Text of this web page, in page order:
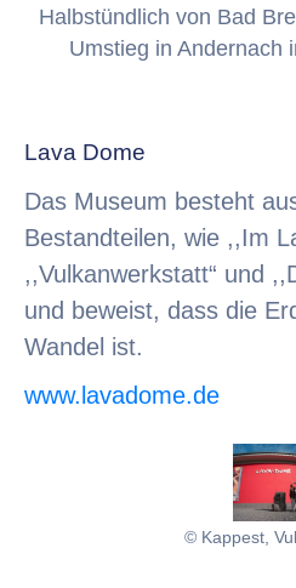
Halbstündlich von Bad
Umstieg in Andernach
Lava Dome
Das Museum besteht
Bestandteilen, wie ,,Im
,,Vulkanwerkstatt“ und
und beweist, dass die
Wandel ist.
www.lavadome.de
© Kappest,